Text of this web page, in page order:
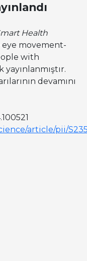
Health
movement-
with
devamını
article/pii/